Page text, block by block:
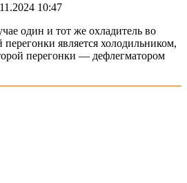
10:47
один и тот же охладитель во
перегонки является холодильником,
перегонки — дефлегматором